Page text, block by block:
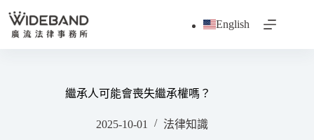
English
繼承人可能會喪失繼承權嗎？
2025-10-01 法律知識